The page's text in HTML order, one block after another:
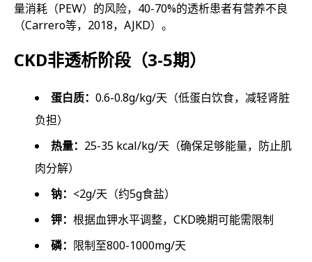
量消耗（PEW）的风险，40-70%的透析患者有营养不良
（Carrero等，2018，AJKD）。
CKD非透析阶段（3-5期）
蛋白质： 0.6-0.8g/kg/天（低蛋白饮食，减轻肾脏
负担）
热量： 25-35 kcal/kg/天（确保足够能量，防止肌
肉分解）
钠： <2g/天（约5g食盐）
钾： 根据血钾水平调整，CKD晚期可能需限制
磷： 限制至800-1000mg/天